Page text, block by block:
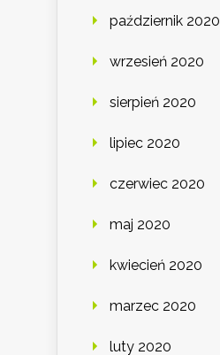
październik 2020
wrzesień 2020
sierpień 2020
lipiec 2020
czerwiec 2020
maj 2020
kwiecień 2020
marzec 2020
luty 2020